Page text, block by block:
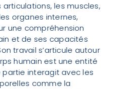
articulations, les muscles,
organes internes,
une compréhension
et de ses capacités
travail s’articule autour
humain est une entité
interagit avec les
comme la